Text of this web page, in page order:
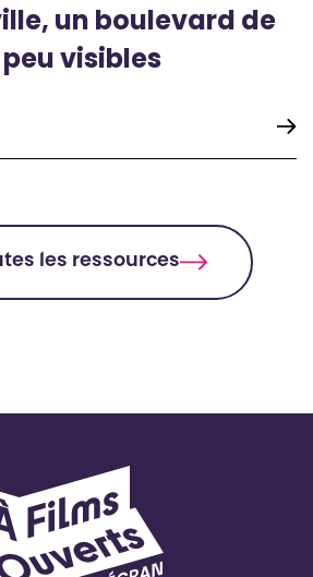
un boulevard de
visibles
les ressources